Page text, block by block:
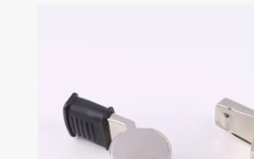
Visualizza altro >>